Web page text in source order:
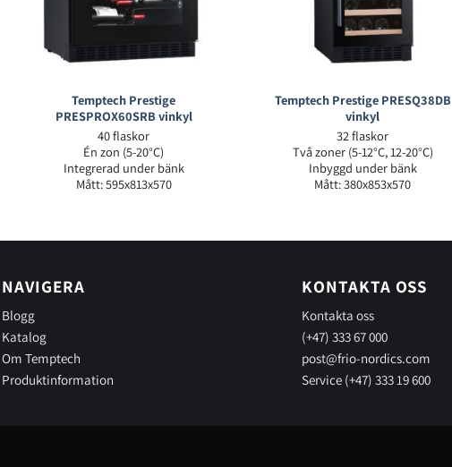
Temptech Prestige
PRESPROX60SRB vinkyl
40 flaskor
Én zon (5-20°C)
Integrerad under bänk
Mått: 595x813x570
Temptech Prestige PRESQ38DB
vinkyl
32 flaskor
Två zoner (5-12°C, 12-20°C)
Inbyggd under bänk
Mått: 380x853x570
NAVIGERA
Blogg
Katalog
Om Temptech
Produktinformation
KONTAKTA OSS
Kontakta oss
(+47) 333 67 000
post@frio-nordics.com
Service (+47) 333 19 600